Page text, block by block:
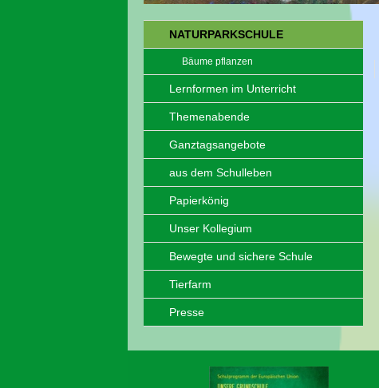
NATURPARKSCHULE
Bäume pflanzen
Lernformen im Unterricht
Themenabende
Ganztagsangebote
aus dem Schulleben
Papierkönig
Unser Kollegium
Bewegte und sichere Schule
Tierfarm
Presse